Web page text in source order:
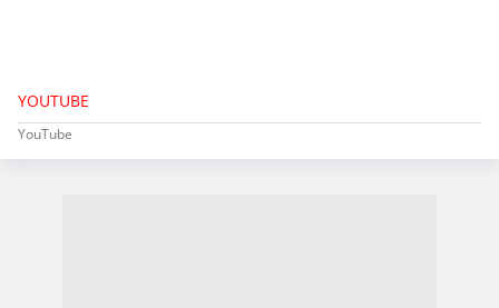
YOUTUBE
YouTube